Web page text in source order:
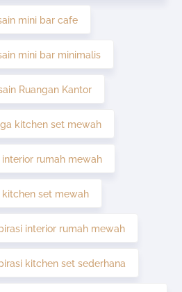
mini bar cafe
mini bar minimalis
Ruangan Kantor
kitchen set mewah
interior rumah mewah
kitchen set mewah
interior rumah mewah
kitchen set sederhana